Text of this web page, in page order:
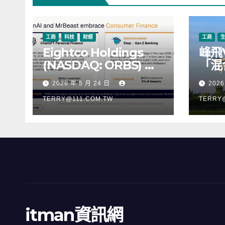
工商 科技 財經
Eightco Holdings
(NASDAQ: ORBS) 公
佈總持倉約 3.37 億美
元，涵蓋 OpenAI、
Beast Industries、超
過 11,000 枚以太幣
WLD 代幣
2026 年 5 月 24 日
TERRY@111.COM.TW
工商
峰
「混
行，
階段
2026
itman資訊網